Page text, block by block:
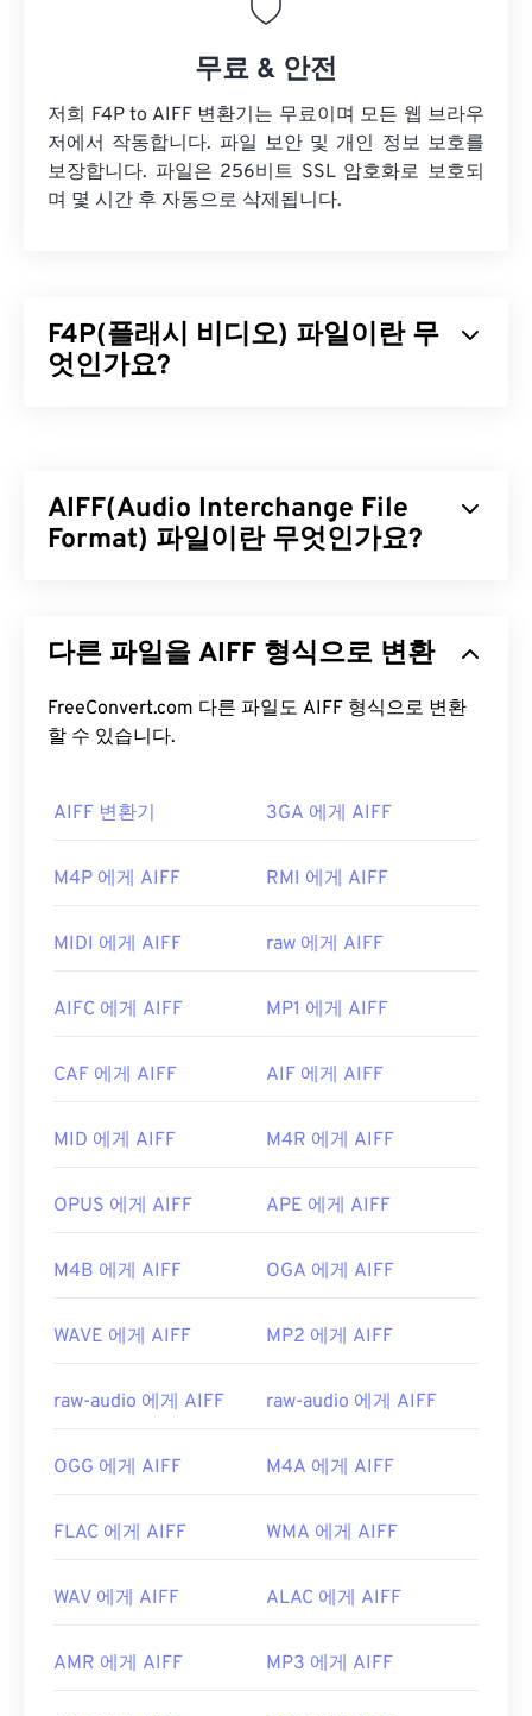
무료 & 안전
저희 F4P to AIFF 변환기는 무료이며 모든 웹 브라우
저에서 작동합니다. 파일 보안 및 개인 정보 보호를
보장합니다. 파일은 256비트 SSL 암호화로 보호되
며 몇 시간 후 자동으로 삭제됩니다.
F4P(플래시 비디오) 파일이란 무
엇인가요?
및 비디오로 파일을 전송할 수 있도록 지원합니다. 한
가지 차이점을 제외하면 F4P는 F4V와 동일한 포맷입
F4P 파일을 어떻게 여나요?
대부분의 플랫폼에서 F4P 파일은 기본적으로 Adobe
Flash Player에서 열립니다. Microsoft Windows OS
한 결과를 얻을 수 있습니다.
지원하지 않는다는 점을 알아두는 것이 중요합니다.
수 있는 무료 옵션입니다. F4P의 "P"는 "보호됨"을 의
개발자: Adobe
유용한 링크:
https://en.wikipedia.org/wiki/플래시_비디오
AIFF(Audio Interchange File
Format) 파일이란 무엇인가요?
개발했습니다. 많은 전문가, 특히 Apple 플랫폼 사용
로 원본의 품질이나 데이터 손실이 없지만, AIFF 파
일은 더 많은 공간을 차지합니다. AIFF는
Media Player또는
에서 열립니다. AIFF를 열
수 있는 다른 프로그램으로는
VLC Media Player
니다. Apple 모바일 기기에서는 파일 변환 없이 AIFF
개발자: Apple Inc.
최초 출시:1988
https://en.wikipedia.org/wiki/오디오_교환_파일_포
https://www.lifewire.com/aiff-aif-aifc-files-
다른 파일을 AIFF 형식으로 변환
FreeConvert.com 다른 파일도 AIFF 형식으로 변환
할 수 있습니다.
AIFF 변환기 3GA 에게 AIFF
M4P 에게 AIFF RMI 에게 AIFF
MIDI 에게 AIFF raw 에게 AIFF
AIFC 에게 AIFF MP1 에게 AIFF
CAF 에게 AIFF AIF 에게 AIFF
MID 에게 AIFF M4R 에게 AIFF
OPUS 에게 AIFF APE 에게 AIFF
M4B 에게 AIFF OGA 에게 AIFF
WAVE 에게 AIFF MP2 에게 AIFF
raw-audio 에게 AIFF raw-audio 에게 AIFF
OGG 에게 AIFF M4A 에게 AIFF
FLAC 에게 AIFF WMA 에게 AIFF
WAV 에게 AIFF ALAC 에게 AIFF
AMR 에게 AIFF MP3 에게 AIFF